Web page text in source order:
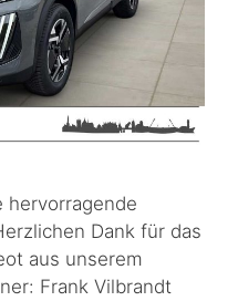
hervorragende
Dank für das
aus unserem
Frank Vilbrandt